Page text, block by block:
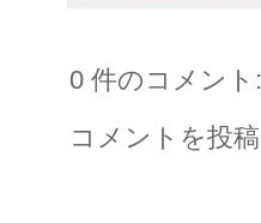
0 件のコメント:
コメントを投稿